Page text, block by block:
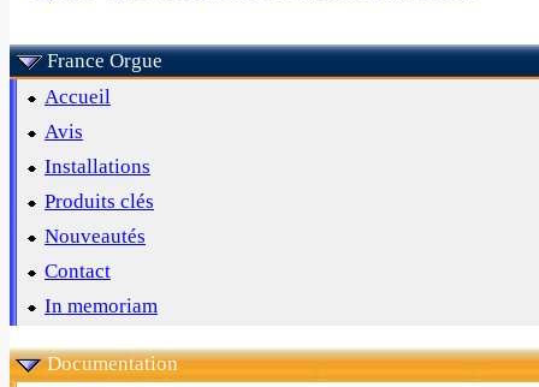
France Orgue
Accueil
Avis
Installations
Produits clés
Nouveautés
Contact
In memoriam
Documentation